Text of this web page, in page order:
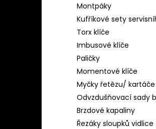
Montpáky
Kufříkové sety
Torx klíče
Imbusové klíče
Paličky
Momentové klíče
Myčky řetězu/ kartáče
Odvzdušňovací sady
Brzdové kapaliny
Řezáky sloupků vidlice